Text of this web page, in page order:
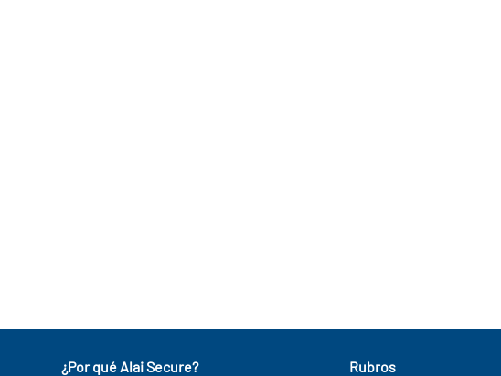
¿Por qué Alai Secure?
Rubros